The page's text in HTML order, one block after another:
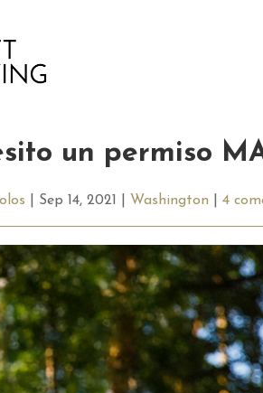
un permiso
| Sep 14, 2021 | Washington 4